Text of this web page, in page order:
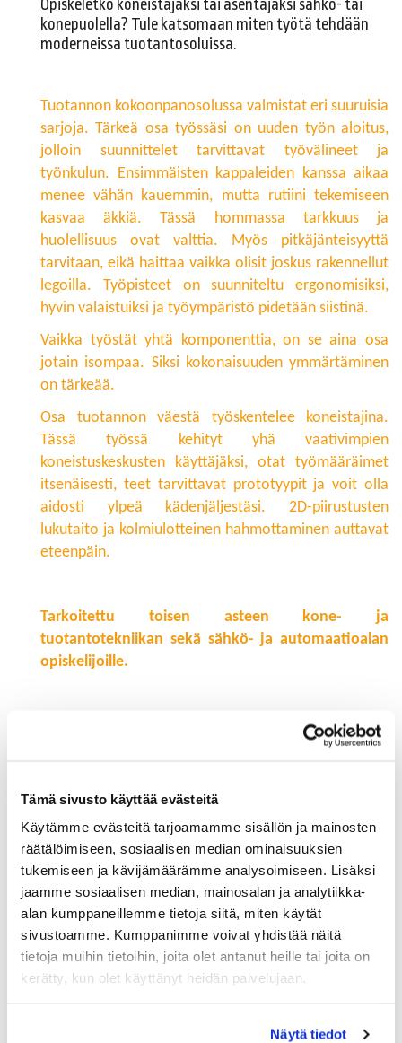
Tämä sivusto käyttää evästeitä
Käytämme evästeitä tarjoamamme sisällön ja mainosten
räätälöimiseen, sosiaalisen median ominaisuuksien
tukemiseen ja kävijämäärämme analysoimiseen. Lisäksi
jaamme sosiaalisen median, mainosalan ja analytiikka-
alan kumppaneillemme tietoja siitä, miten käytät
sivustoamme. Kumppanimme voivat yhdistää näitä
tietoja muihin tietoihin, joita olet antanut heille tai joita on
kerätty, kun olet käyttänyt heidän palvelujaan.
Näytä tiedot
Opiskeletko koneistajaksi tai asentajaksi sähkö- tai
konepuolella? Tule katsomaan miten työtä tehdään
moderneissa tuotantosoluissa.
Tuotannon kokoonpanosolussa valmistat eri suuruisia
sarjoja. Tärkeä osa työssäsi on uuden työn aloitus,
jolloin suunnittelet tarvittavat työvälineet ja
työnkulun. Ensimmäisten kappaleiden kanssa aikaa
menee vähän kauemmin, mutta rutiini tekemiseen
kasvaa äkkiä. Tässä hommassa tarkkuus ja
huolellisuus ovat valttia. Myös pitkäjänteisyyttä
tarvitaan, eikä haittaa vaikka olisit joskus rakennellut
legoilla. Työpisteet on suunniteltu ergonomisiksi,
hyvin valaistuiksi ja työympäristö pidetään siistinä.
Vaikka työstät yhtä komponenttia, on se aina osa
jotain isompaa. Siksi kokonaisuuden ymmärtäminen
on tärkeää.
Osa tuotannon väestä työskentelee koneistajina.
Tässä työssä kehityt yhä vaativimpien
koneistuskeskusten käyttäjäksi, otat työmääräimet
itsenäisesti, teet tarvittavat prototyypit ja voit olla
aidosti ylpeä kädenjäljestäsi. 2D-piirustusten
lukutaito ja kolmiulotteinen hahmottaminen auttavat
eteenpäin.
Tarkoitettu toisen asteen kone- ja
tuotantotekniikan sekä sähkö- ja automaatioalan
opiskelijoille.
"Parasta mun työssä on tämä avoin ilmapiiri ja
International Customer Service​​​​​​​
Huittisissa
Kielitaitoa ja teknistä ymmärrystä tarvitaan kun
palvellaan kv-asiakkaita. Tule katsomaan mitä työ on
käytännössä.
of deliveries or answers to their questions, the